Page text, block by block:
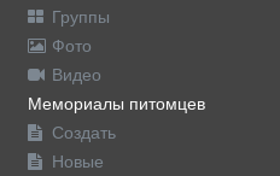
Группы
Фото
Видео
Мемориалы питомцев
Создать
Новые